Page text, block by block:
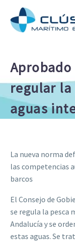
regular la
aguas
La nueva norma
las competencias
barcos
El Consejo de
se regula la pesca
Andalucía y se
estas aguas. Se